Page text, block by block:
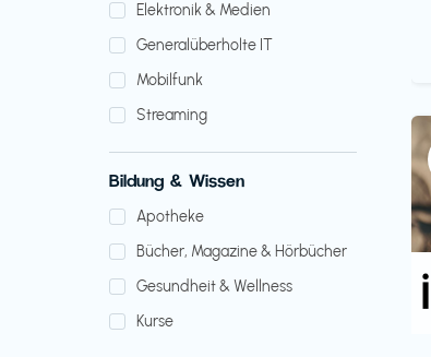
Elektronik & Medien
Generalüberholte IT
Mobilfunk
Streaming
Bildung & Wissen
Apotheke
Bücher, Magazine & Hörbücher
Gesundheit & Wellness
Kurse